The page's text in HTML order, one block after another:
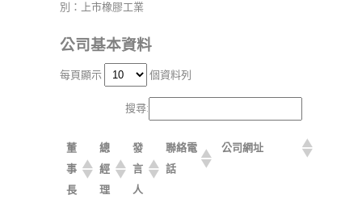
別：上市橡膠工業
公司基本資料
每頁顯示 個資料列
搜尋:
董
事
長
總
經
理
發
言
人
聯絡電
話
公司網址